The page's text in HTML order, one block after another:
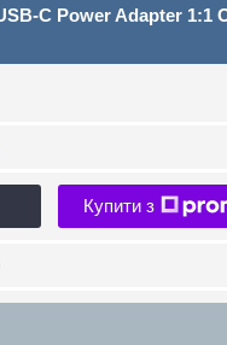
C Power Adapter
Купити з